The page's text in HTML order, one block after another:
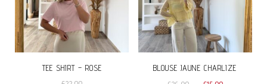
Les
options
peuvent
être
choisies
TEE SHIRT – ROSE
BLOUSE JAUNE CHARLIZE